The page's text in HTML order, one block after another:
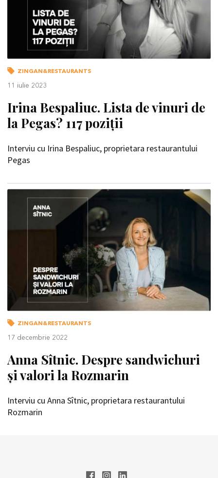
ZINGAN&RESTAURANTS
11 iulie 2023
Irina Bespaliuc. Lista de vinuri de
la Pegas? 117 poziții
Interviu cu Irina Bespaliuc, proprietara restaurantului
Pegas
ZINGAN&RESTAURANTS
17 decembrie 2022
Anna Sîtnic. Despre sandwichuri
și valori la Rozmarin
Interviu cu Anna Sîtnic, proprietara restaurantului
Rozmarin